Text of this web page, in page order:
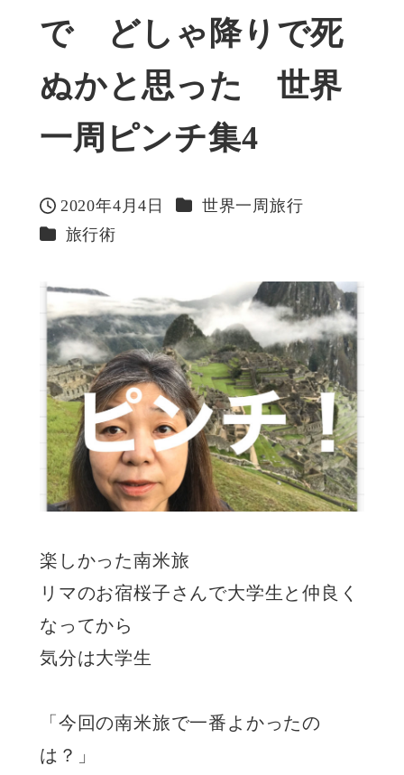
で どしゃ降りで死
ぬかと思った 世界
一周ピンチ集4
投稿日
2020年4月4日 カテゴリー
世界一周旅行
カテゴリー
旅行術
楽しかった南米旅
リマのお宿桜子さんで大学生と仲良く
なってから
気分は大学生
「今回の南米旅で一番よかったの
は？」